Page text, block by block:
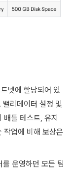
넷에 할당되어 있
리데이터 설정 및
틀 테스트, 유지
작업에 비해 보상은
운영하던 모든 팀